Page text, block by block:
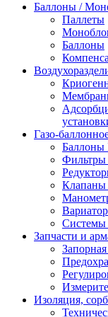
Баллоны /
Паллеты
Баллоны
Газо-
Запчасти и
Изоляция,